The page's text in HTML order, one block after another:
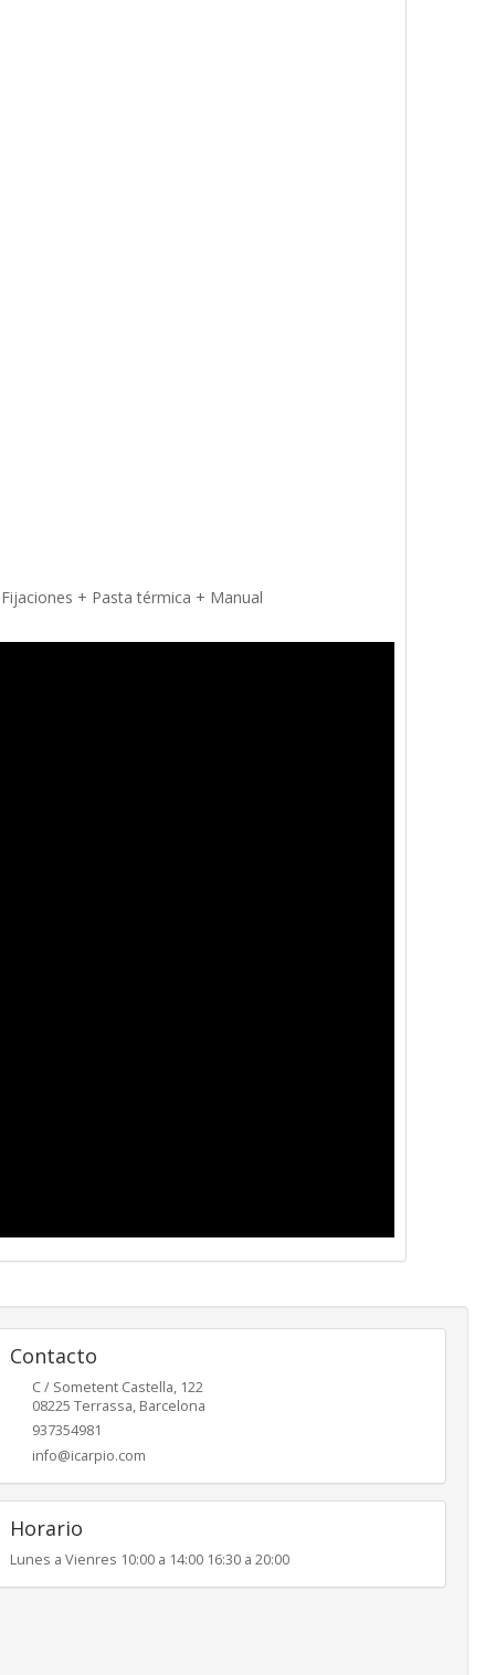
+ Pasta térmica + Manual
Contacto
C / Sometent Castella, 122
08225 Terrassa, Barcelona
937354981
info@icarpio.com
Horario
Lunes a Vienres 10:00 a 14:00 16:30 a 20:00